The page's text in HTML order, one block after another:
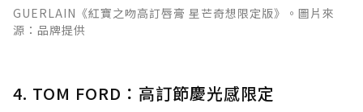
GUERLAIN《紅寶之吻高訂唇膏 星芒奇想限定版》。圖片來
源：品牌提供
4. TOM FORD：高訂節慶光感限定